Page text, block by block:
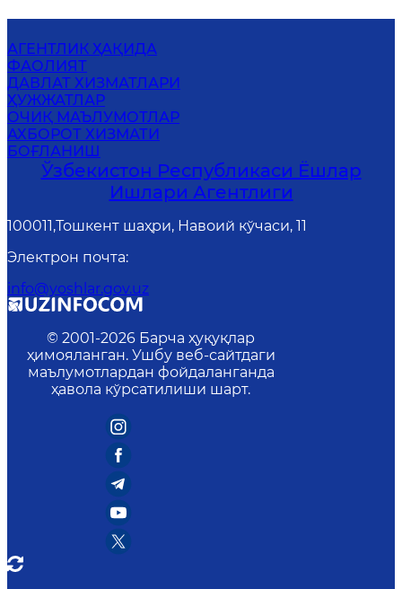
АГЕНТЛИК ҲАҚИДА
ФАОЛИЯТ
ДАВЛАТ ХИЗМАТЛАРИ
ҲУЖЖАТЛАР
ОЧИҚ МАЪЛУМОТЛАР
АХБОРОТ ХИЗМАТИ
БОҒЛАНИШ
Ўзбекистон Республикаси Ёшлар
Ишлари Агентлиги
100011,Тошкент шаҳри, Навоий кўчаси, 11
Электрон почта:
info@yoshlar.gov.uz
© 2001-2026 Барча ҳуқуқлар
ҳимояланган. Ушбу веб-сайтдаги
маълумотлардан фойдаланганда
ҳавола кўрсатилиши шарт.